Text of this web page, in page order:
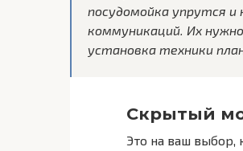
посудомойка упрутся
коммуникаций. Их
установка техники
Скрытый
Это на ваш выбор,